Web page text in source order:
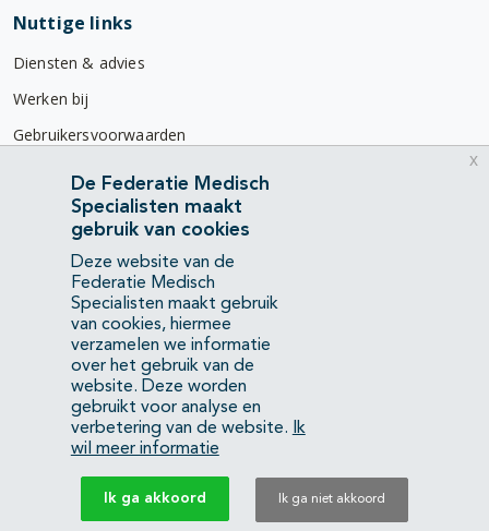
Nuttige links
Diensten & advies
Werken bij
Gebruikersvoorwaarden
Privacyverklaring
Contact
Mercatorlaan 1200
3528 BL Utrecht
(088) 505 34 34
info@richtlijnendatabase.nl
YouTubeLinkedIn
KvK Federatie Medisch Specialisten:40483480
Privacyverklaring
De Federatie Medisch
Specialisten maakt
gebruik van cookies
Deze website van de
Federatie Medisch
Specialisten maakt gebruik
van cookies, hiermee
verzamelen we informatie
over het gebruik van de
website. Deze worden
gebruikt voor analyse en
verbetering van de website.
Ik
wil meer informatie
Ik ga akkoord Ik ga niet akkoord
x